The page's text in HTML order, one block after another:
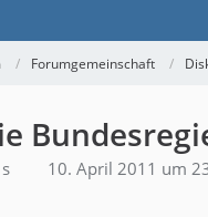
Forumgemeinschaft
10. April 2011 um